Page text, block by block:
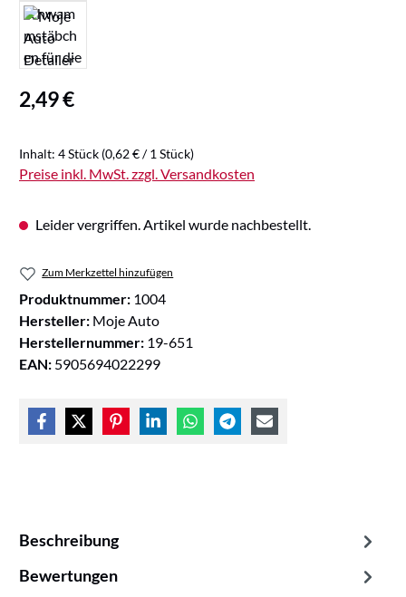
Regulärer Preis:
2,49 €
Inhalt: 4 Stück (0,62 € / 1 Stück)
Preise inkl. MwSt. zzgl. Versandkosten
Leider vergriffen. Artikel wurde nachbestellt.
Zum Merkzettel hinzufügen
Produktnummer: 1004
Hersteller: Moje Auto
Herstellernummer: 19-651
EAN: 5905694022299
Beschreibung
Bewertungen